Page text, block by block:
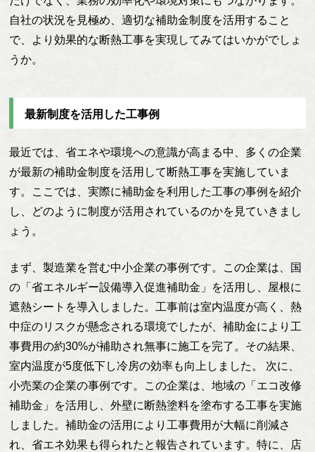
自社の状況を見極め、適切な補助金制度を活用すること
で、より効果的な断熱工事を実現してみてはいかがでしょ
うか。
最新制度を活用した工事例
最近では、省エネや環境への意識が高まる中、多くの企業
が最新の補助金制度を活用して断熱工事を実施していま
す。ここでは、実際に補助金を利用した工事の事例を紹介
し、どのように制度が活用されているのかを見ていきまし
ょう。
まず、製造業を営む中小企業の事例です。この企業は、国
の「省エネルギー設備導入促進補助金」を活用し、屋根に
遮熱シートを導入しました。工事前は室内温度が高く、熱
中症のリスクが懸念される環境でしたが、補助金により工
事費用の約30%が補助され無事に施工を完了。その結果、
室内温度が5度低下し冷房の効率も向上しました。 次に、
小売業の企業の事例です。この企業は、地域の「エコ改修
補助金」を活用し、外壁に断熱塗料を塗布する工事を実施
しました。補助金の活用により工事費用が大幅に削減さ
れ、省エネ効果も得られたと報告されています。特に、店